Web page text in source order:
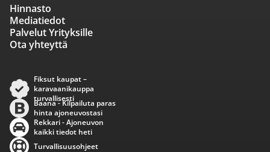
Hinnasto
Mediatiedot
Palvelut Yrityksille
Ota yhteyttä
Fiksut kaupat –
karavaanikauppa
turvallisesti
Baana - Kilpailuta paras
hinta ajoneuvostasi
Rekkari - Ajoneuvon
kaikki tiedot heti
Turvallisuusohjeet